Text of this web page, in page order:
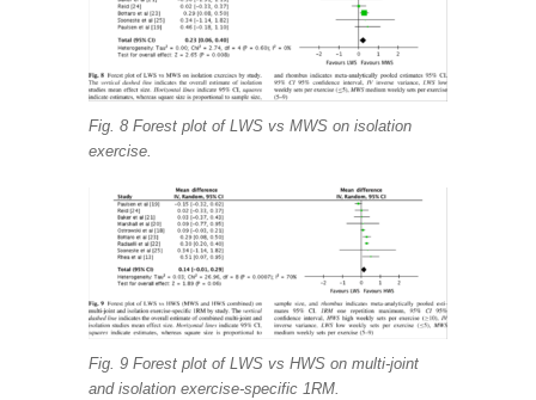
Fig. 8 Forest plot of LWS vs MWS on isolation
exercise.
Fig. 9 Forest plot of LWS vs HWS on multi-joint
and isolation exercise-specific 1RM.